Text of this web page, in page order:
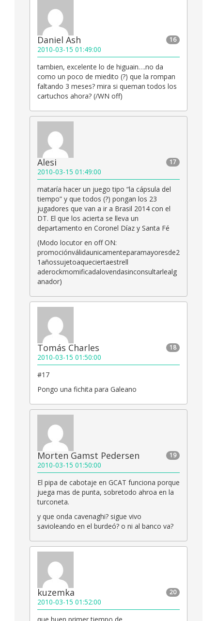
16
Daniel Ash
2010-03-15 01:49:00
tambien, excelente lo de higuain….no da
como un poco de miedito (?) que la rompan
faltando 3 meses? mira si queman todos los
cartuchos ahora? (/WN off)
17
Alesi
2010-03-15 01:49:00
mataría hacer un juego tipo “la cápsula del
tiempo” y que todos (?) pongan los 23
jugadores que van a ir a Brasil 2014 con el
DT. El que los acierta se lleva un
departamento en Coronel Díaz y Santa Fé
(Modo locutor en off ON:
promociónválidaunicamenteparamayoresde2
1añossujetoaqueciertaestrell
aderockmomificadalovendasinconsultarlealg
anador)
18
Tomás Charles
2010-03-15 01:50:00
#17
Pongo una fichita para Galeano
19
Morten Gamst Pedersen
2010-03-15 01:50:00
El pipa de cabotaje en GCAT funciona porque
juega mas de punta, sobretodo ahroa en la
turconeta.
y que onda cavenaghi? sigue vivo
savioleando en el burdeó? o ni al banco va?
20
kuzemka
2010-03-15 01:52:00
que buen primer tiempo de